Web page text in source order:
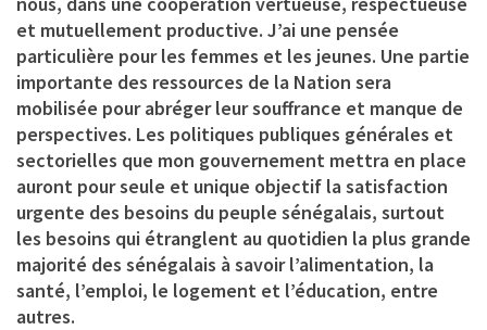
et mutuellement productive. J’ai une pensée
particulière pour les femmes et les jeunes. Une partie
importante des ressources de la Nation sera
mobilisée pour abréger leur souffrance et manque de
perspectives. Les politiques publiques générales et
sectorielles que mon gouvernement mettra en place
auront pour seule et unique objectif la satisfaction
urgente des besoins du peuple sénégalais, surtout
les besoins qui étranglent au quotidien la plus grande
majorité des sénégalais à savoir l’alimentation, la
santé, l’emploi, le logement et l’éducation, entre
autres.